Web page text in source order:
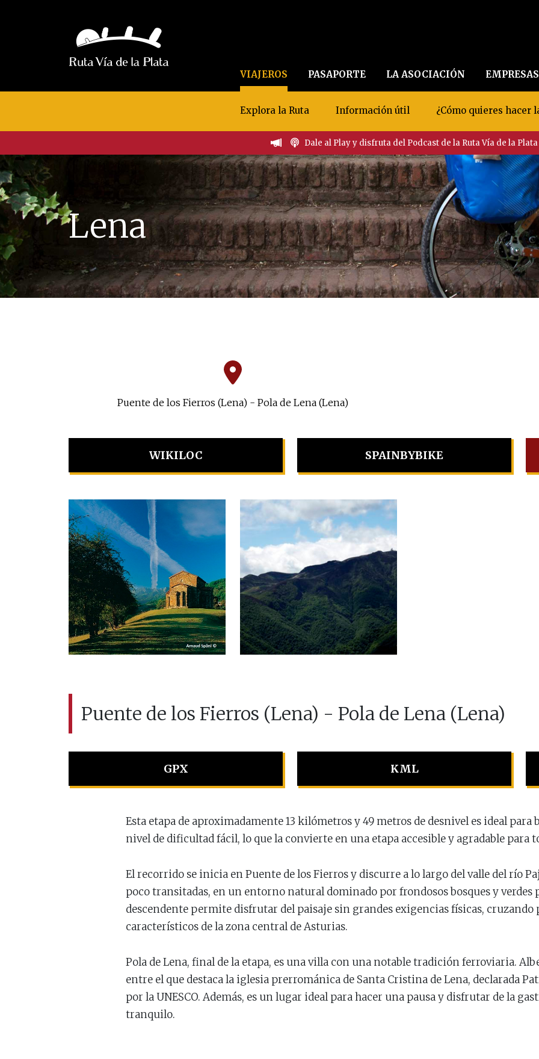
VIAJEROS PASAPORTE LA ASOCIACIÓN EMPRESAS
Explora la Ruta Información útil ¿Cómo quieres hacer
Dale al Play y disfruta del Podcast de la Ruta Vía de la Plata
Lena
Puente de los Fierros (Lena) - Pola de Lena (Lena)
WIKILOC SPAINBYBIKE
Puente de los Fierros (Lena) - Pola de Lena (Lena)
GPX KML
Esta etapa de aproximadamente 13 kilómetros y 49 metros de desnivel es ideal
nivel de dificultad fácil, lo que la convierte en una etapa accesible y agradable para
El recorrido se inicia en Puente de los Fierros y discurre a lo largo del valle del río
poco transitadas, en un entorno natural dominado por frondosos bosques y verdes
descendente permite disfrutar del paisaje sin grandes exigencias físicas, cruzando
característicos de la zona central de Asturias.
Pola de Lena, final de la etapa, es una villa con una notable tradición ferroviaria.
entre el que destaca la iglesia prerrománica de Santa Cristina de Lena, declarada
por la UNESCO. Además, es un lugar ideal para hacer una pausa y disfrutar de la
tranquilo.